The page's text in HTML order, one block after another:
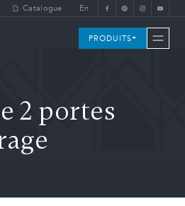
Catalogue En
PRODUITS
2 portes